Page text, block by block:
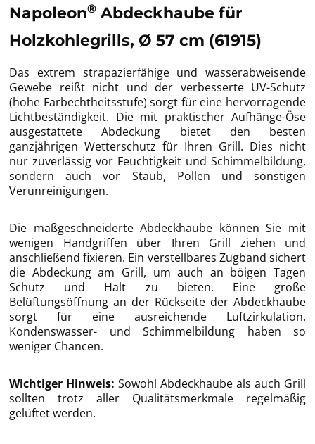
Napoleon® Abdeckhaube für
Holzkohlegrills, Ø 57 cm (61915)
Das extrem strapazierfähige und wasserabweisende
Gewebe reißt nicht und der verbesserte UV-Schutz
(hohe Farbechtheitsstufe) sorgt für eine hervorragende
Lichtbeständigkeit. Die mit praktischer Aufhänge-Öse
ausgestattete Abdeckung bietet den besten
ganzjährigen Wetterschutz für Ihren Grill. Dies nicht
nur zuverlässig vor Feuchtigkeit und Schimmelbildung,
sondern auch vor Staub, Pollen und sonstigen
Verunreinigungen.
Die maßgeschneiderte Abdeckhaube können Sie mit
wenigen Handgriffen über Ihren Grill ziehen und
anschließend fixieren. Ein verstellbares Zugband sichert
die Abdeckung am Grill, um auch an böigen Tagen
Schutz und Halt zu bieten. Eine große
Belüftungsöffnung an der Rückseite der Abdeckhaube
sorgt für eine ausreichende Luftzirkulation.
Kondenswasser- und Schimmelbildung haben so
weniger Chancen.
Wichtiger Hinweis: Sowohl Abdeckhaube als auch Grill
sollten trotz aller Qualitätsmerkmale regelmäßig
gelüftet werden.